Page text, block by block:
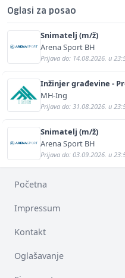
Oglasi za posao
Snimatelj (m/ž)
Arena Sport BH
Prijava do: 14.08.2026. u
Inžinjer građevine -
MH-Ing
Prijava do: 31.08.2026. u
Snimatelj (m/ž)
Arena Sport BH
Prijava do: 03.09.2026. u
Početna
Impressum
Kontakt
Oglašavanje